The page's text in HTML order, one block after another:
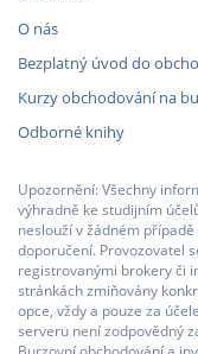
O nás
Bezplatný úvod do
Kurzy obchodování na
Odborné knihy
Upozornění: Všechny
výhradně ke studijním
neslouží v žádném
doporučení. Provozovatel
registrovanými brokery či
stránkách zmiňovány
opce, vždy a pouze za
serveru není zodpovědný